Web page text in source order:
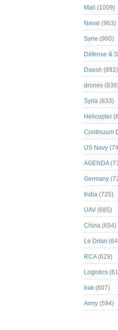
Mali (1009)
Naval (963)
Syrie (960)
Défense &
Daesh (892)
drones
Syria (833)
Helicopter
Continuum
US Navy
AGENDA
Germany
India (725)
UAV (685)
China (654)
Le Drian
RCA(629)
Logistics
Irak (607)
Army (594)